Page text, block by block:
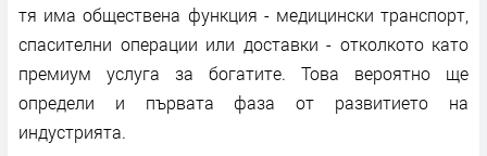
тя има обществена функция - медицински транспорт,
спасителни операции или доставки - отколкото като
премиум услуга за богатите. Това вероятно ще
определи и първата фаза от развитието на
индустрията.